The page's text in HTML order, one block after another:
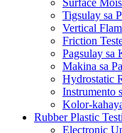
Tigsulay sa
Vertical
Friction
Pagsulay sa
Makina sa
Hydrostatic
Instrumento
Kolor-
Rubber Plastic
Electronic